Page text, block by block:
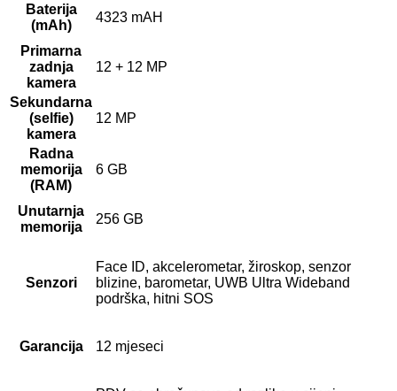
Baterija
(mAh)
4323 mAH
Primarna
zadnja
kamera
12 + 12 MP
Sekundarna
(selfie)
kamera
12 MP
Radna
memorija
(RAM)
6 GB
Unutarnja
memorija
256 GB
Senzori
Face ID, akcelerometar, žiroskop, senzor
blizine, barometar, UWB Ultra Wideband
podrška, hitni SOS
Garancija 12 mjeseci